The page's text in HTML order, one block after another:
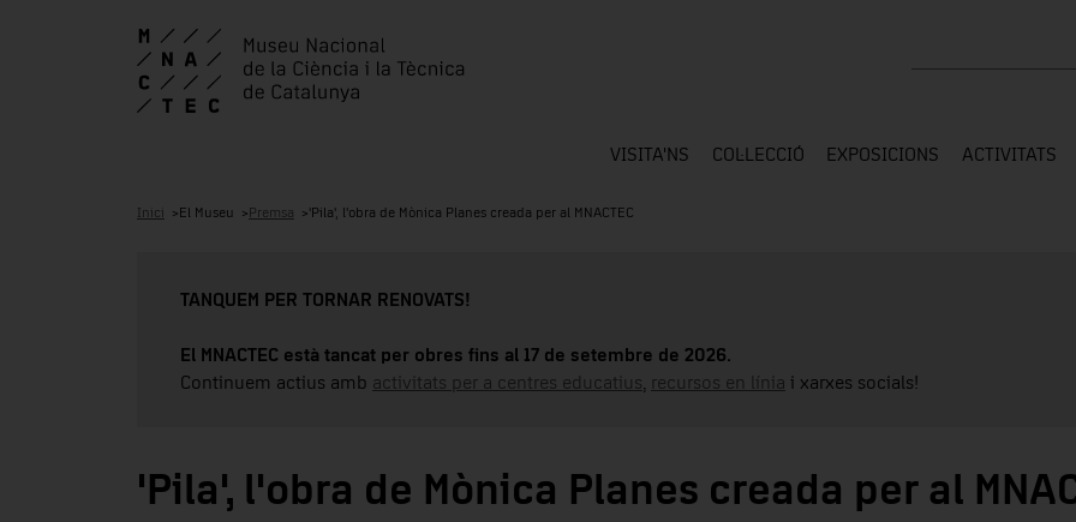
VISITA'NS COL·LECCIÓ EXPOSICIONS ACTIVITATS
Inici El Museu Premsa 'Pila', l'obra de Mònica Planes creada per al MNACTEC
TANQUEM PER TORNAR RENOVATS!
El MNACTEC està tancat per obres fins al 17 de setembre de 2026.
Continuem actius amb activitats per a centres educatius recursos en línia i xarxes socials!
'Pila', l'obra de Mònica Planes creada per al